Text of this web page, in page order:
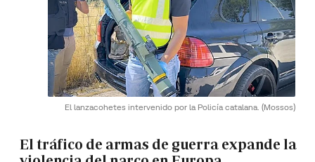
El lanzacohetes intervenido por la Policía catalana. (Mossos)
El tráfico de armas de guerra expande la